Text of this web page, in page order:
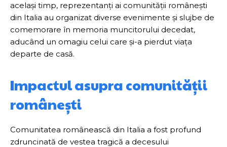
același timp, reprezentanți ai comunității românești
din Italia au organizat diverse evenimente și slujbe de
comemorare în memoria muncitorului decedat,
aducând un omagiu celui care și-a pierdut viața
departe de casă.
Impactul asupra comunității
românești
Comunitatea românească din Italia a fost profund
zdruncinată de vestea tragică a decesului